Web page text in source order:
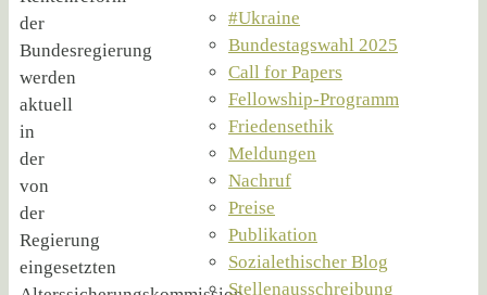
der
Bundesregierung
werden
aktuell
in
der
von
der
Regierung
eingesetzten
#Ukraine
Bundestagswahl 2025
Call for Papers
Fellowship-Programm
Friedensethik
Meldungen
Nachruf
Preise
Publikation
Sozialethischer Blog
Stellenausschreibung